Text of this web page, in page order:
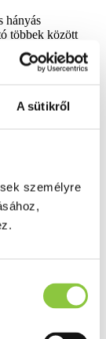
A sütikről
személyre
hányás
többek között
hányingert
is járó középfül-
előtt